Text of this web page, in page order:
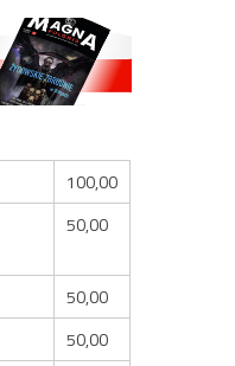
100,00
50,00
50,00
50,00